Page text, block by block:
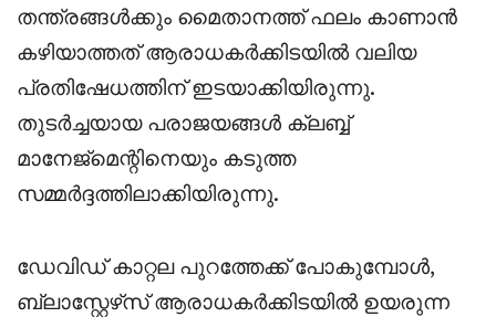
തന്ത്രങ്ങൾക്കും മൈതാനത്ത് ഫലം കാണാൻ
കഴിയാത്തത് ആരാധകർക്കിടയിൽ വലിയ
പ്രതിഷേധത്തിന് ഇടയാക്കിയിരുന്നു.
തുടർച്ചയായ പരാജയങ്ങൾ ക്ലബ്ബ്
മാനേജ്‌മെന്റിനെയും കടുത്ത
സമ്മർദ്ദത്തിലാക്കിയിരുന്നു.
ഡേവിഡ് കാറ്റല പുറത്തേക്ക് പോകുമ്പോൾ,
ബ്ലാസ്റ്റേഴ്‌സ് ആരാധകർക്കിടയിൽ ഉയരുന്ന